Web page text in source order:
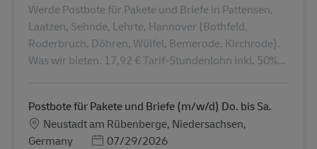
Werde Postbote für Pakete und Briefe in Pattensen,
Laatzen, Sehnde, Lehrte, Hannover (Bothfeld,
Roderbruch, Döhren, Wülfel, Bemerode, Kirchrode).
Was wir bieten. 17,92 € Tarif-Stundenlohn inkl. 50%...
Postbote für Pakete und Briefe (m/w/d) Do. bis Sa.
地點Neustadt am Rübenberge, Niedersachsen,
Germany
Posted Date
07/29/2026